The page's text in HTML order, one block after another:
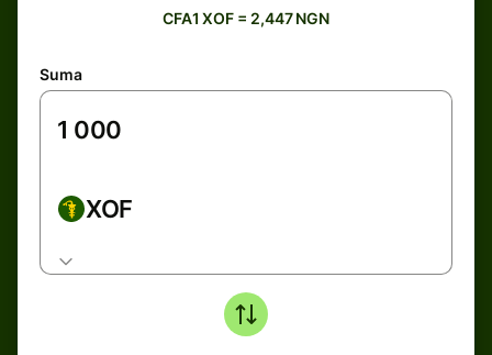
CFA1 XOF = 2,447 NGN
Suma
XOF